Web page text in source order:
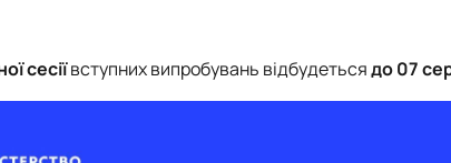
сесіївступних випробувань відбудетьсядо 07